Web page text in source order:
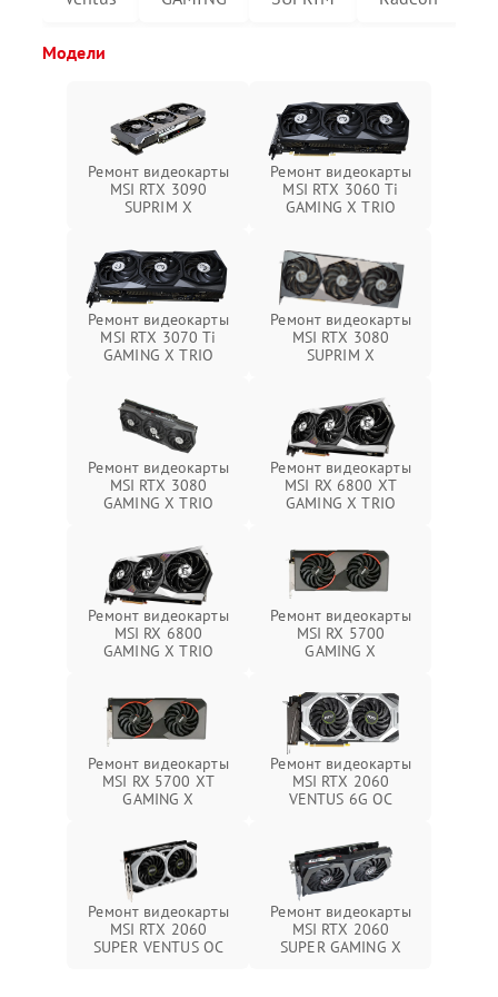
Модели
Ремонт видеокарты
MSI RTX 3090
SUPRIM X
Ремонт видеокарты
MSI RTX 3060 Ti
GAMING X TRIO
Ремонт видеокарты
MSI RTX 3070 Ti
GAMING X TRIO
Ремонт видеокарты
MSI RTX 3080
SUPRIM X
Ремонт видеокарты
MSI RTX 3080
GAMING X TRIO
Ремонт видеокарты
MSI RX 6800 XT
GAMING X TRIO
Ремонт видеокарты
MSI RX 6800
GAMING X TRIO
Ремонт видеокарты
MSI RX 5700
GAMING X
Ремонт видеокарты
MSI RX 5700 XT
GAMING X
Ремонт видеокарты
MSI RTX 2060
VENTUS 6G OC
Ремонт видеокарты
MSI RTX 2060
SUPER VENTUS OC
Ремонт видеокарты
MSI RTX 2060
SUPER GAMING X